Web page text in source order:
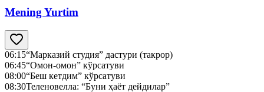
Mening Yurtim
06:15“Марказий студия” дастури (такрор)
06:45“Омон-омон” кўрсатуви
08:00“Беш кетдим” кўрсатуви
08:30Теленовелла: “Буни ҳаёт дейдилар”